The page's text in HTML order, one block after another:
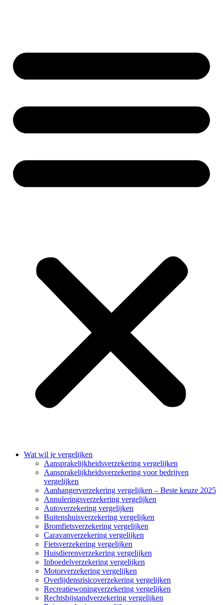
Wat wil je vergelijken
Aansprakelijkheidsverzekering vergelijken
Aansprakelijkheidsverzekering voor bedrijven
vergelijken
Aanhangerverzekering vergelijken – Beste keuze 2025
Annuleringsverzekering vergelijken
Autoverzekering vergelijken
Buitenshuisverzekering vergelijken
Bromfietsverzekering vergelijken
Caravanverzekering vergelijken
Fietsverzekering vergelijken
Huisdierenverzekering vergelijken
Inboedelverzekering vergelijken
Motorverzekering vergelijken
Overlijdensrisicoverzekering vergelijken
Recreatiewoningverzekering vergelijken
Rechtsbijstandverzekering vergelijken